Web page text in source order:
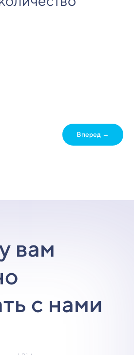
Вперед →
вам
с нами